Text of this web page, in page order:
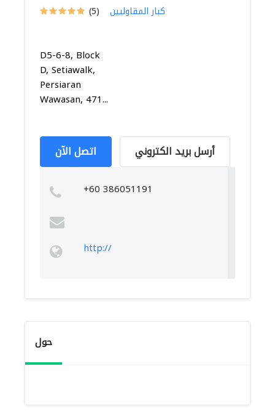
(5) كبار المقاوليين
D5-6-8, Block
D, Setiawalk,
Persiaran
Wawasan, 471...
اتصل الآن أرسل بريد الكتروني
+60 386051191
http://
حول